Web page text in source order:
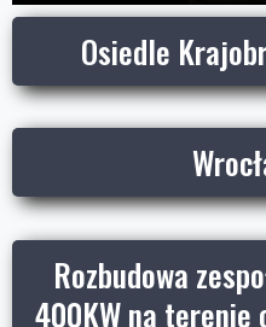
Osiedle
Rozbudowa
400KW na terenie